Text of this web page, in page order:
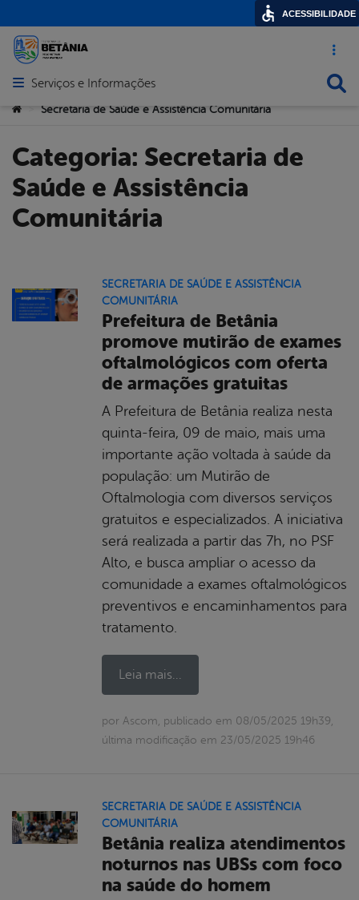
Acesso
Abrir menu principal de navegação
Serviços e Informações
Você está aqui:
Secretaria de Saúde e Assistência Comunitária
Categoria: Secretaria de
Saúde e Assistência
Comunitária
SECRETARIA DE SAÚDE E ASSISTÊNCIA
COMUNITÁRIA
Prefeitura de Betânia
promove mutirão de exames
oftalmológicos com oferta
de armações gratuitas
A Prefeitura de Betânia realiza nesta
quinta-feira, 09 de maio, mais uma
importante ação voltada à saúde da
população: um Mutirão de
Oftalmologia com diversos serviços
gratuitos e especializados. A iniciativa
será realizada a partir das 7h, no PSF
Alto, e busca ampliar o acesso da
comunidade a exames oftalmológicos
preventivos e encaminhamentos para
tratamento.
Leia mais...
por Ascom, publicado em 08/05/2025 19h39,
última modificação em 23/05/2025 19h46
SECRETARIA DE SAÚDE E ASSISTÊNCIA
COMUNITÁRIA
Betânia realiza atendimentos
noturnos nas UBSs com foco
na saúde do homem
ACESSIBILIDADE